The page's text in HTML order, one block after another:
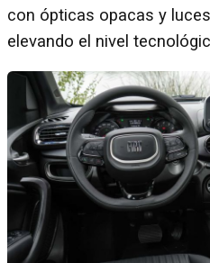
con ópticas opacas y
elevando el nivel